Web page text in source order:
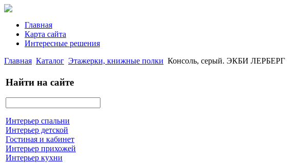
Главная
Карта сайта
Интересные решения
Главная Каталог Этажерки, книжные полки Консоль, серый. ЭКБИ ЛЕРБЕРГ
Найти на сайте
Интерьер спальни
Интерьер детской
Гостиная и кабинет
Интерьер прихожей
Интерьер кухни